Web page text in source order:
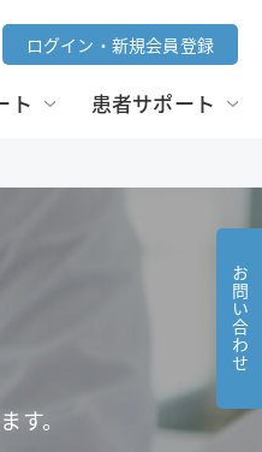
ログイン ・ 新規会員登録
ト 患者サポート
。
お問い合わせ